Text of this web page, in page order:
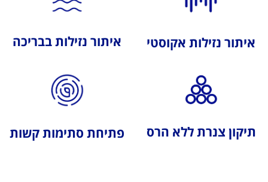
איתור נזילות אקוסטי איתור נזילות בבריכה
תיקון צנרת ללא הרס פתיחת סתימות קשות